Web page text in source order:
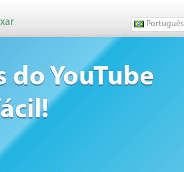
Português
do YouTube